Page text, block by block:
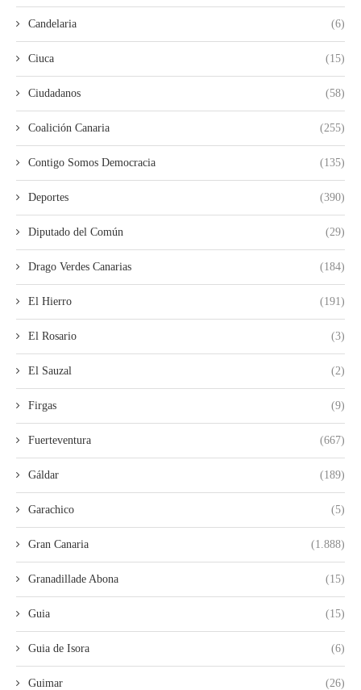
Candelaria (6)
Ciuca (15)
Ciudadanos (58)
Coalición Canaria (255)
Contigo Somos Democracia (135)
Deportes (390)
Diputado del Común (29)
Drago Verdes Canarias (184)
El Hierro (191)
El Rosario (3)
El Sauzal (2)
Firgas (9)
Fuerteventura (667)
Gáldar (189)
Garachico (5)
Gran Canaria (1.888)
Granadillade Abona (15)
Guia (15)
Guia de Isora (6)
Guimar (26)